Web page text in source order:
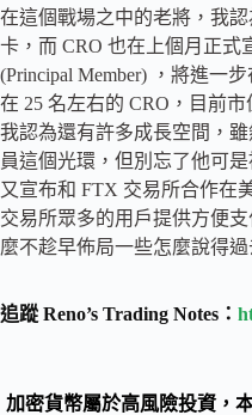
在這個戰場之中的老將，我
卡，而 CRO 也在上個月正式
(Principal Member) ，將進一
在 25 名左右的 CRO，目前
我認為還有許多成長空間，
員這個光環，但別忘了他可
又宣布和 FTX 交易所合作在
交易所眾多的用戶提供方便
麼不趁早佈局一些怎麼說得過
追蹤 Reno’s Trading Notes：
加密貨幣屬於高風險投資，